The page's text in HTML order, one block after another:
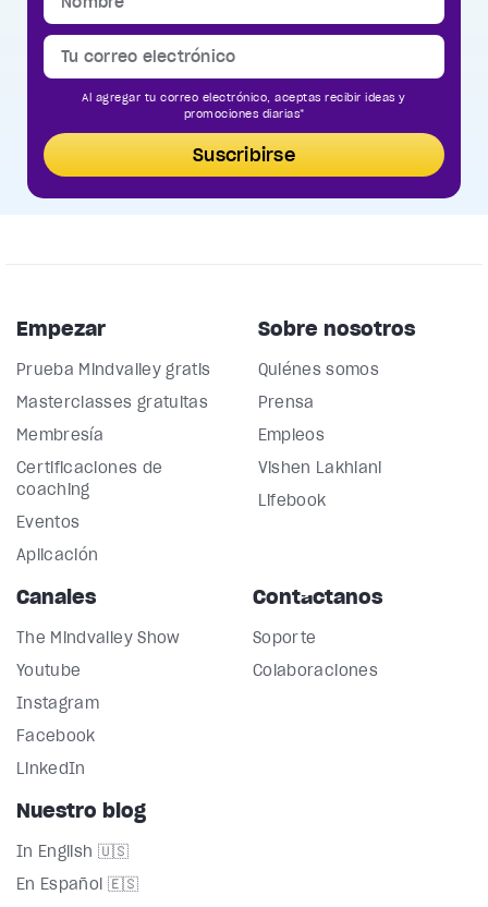
Al agregar tu correo electrónico, aceptas recibir ideas y
promociones diarias*
Suscribirse
Empezar
Prueba Mindvalley gratis
Masterclasses gratuitas
Membresía
Certificaciones de
coaching
Eventos
Aplicación
Sobre nosotros
Quiénes somos
Prensa
Empleos
Vishen Lakhiani
Lifebook
Canales
The Mindvalley Show
Youtube
Instagram
Facebook
LinkedIn
Contáctanos
Soporte
Colaboraciones
Nuestro blog
In English 🇺🇸
En Español 🇪🇸